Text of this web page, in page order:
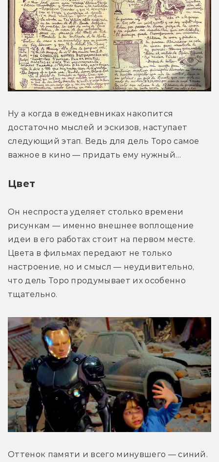
Ну а когда в ежедневниках накопится
достаточно мыслей и эскизов, наступает
следующий этап. Ведь для дель Торо самое
важное в кино — придать ему нужный…
Цвет
Он неспроста уделяет столько времени
рисункам — именно внешнее воплощение
идеи в его работах стоит на первом месте.
Цвета в фильмах передают не только
настроение, но и смысл — неудивительно,
что дель Торо продумывает их особенно
тщательно.
Оттенок памяти и всего минувшего — синий.